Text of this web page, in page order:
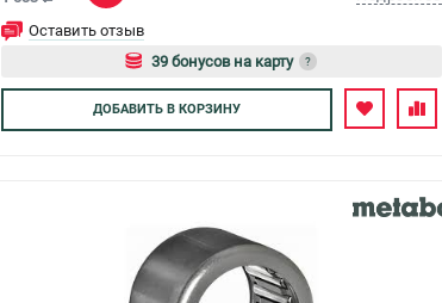
Оставить отзыв
39 бонусов на карту
?
Авторизуйтесь
ДОБАВИТЬВ КОРЗИНУ